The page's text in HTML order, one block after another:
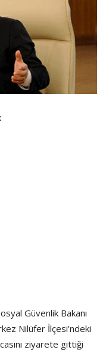
Güvenlik Bakanı
Nilüfer İlçesi’ndeki
ziyarete gittiği